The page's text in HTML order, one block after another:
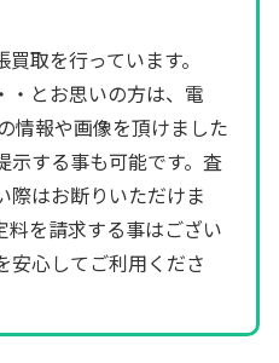
取を行っています。
・とお思いの方は、電
情報や画像を頂けました
示する事も可能です。査
際はお断りいただけま
料を請求する事はござい
安心してご利用くださ